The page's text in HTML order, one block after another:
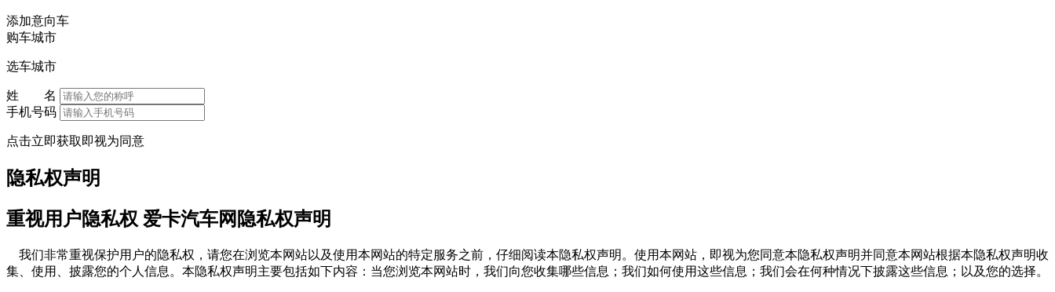
添加意向车
购车城市
选车城市
姓 名
手机号码
点击立即获取即视为同意
隐私权声明
重视用户隐私权 爱卡汽车网隐私权声明
我们非常重视保护用户的隐私权，请您在浏览本网站以及使用本网站的特定服务之前，仔细阅读本隐私权声明。使用本网站，即视为您同意本隐私权声明并同意本网站根据本隐私权声明收
集、使用、披露您的个人信息。本隐私权声明主要包括如下内容：当您浏览本网站时，我们向您收集哪些信息；我们如何使用这些信息；我们会在何种情况下披露这些信息；以及您的选择。